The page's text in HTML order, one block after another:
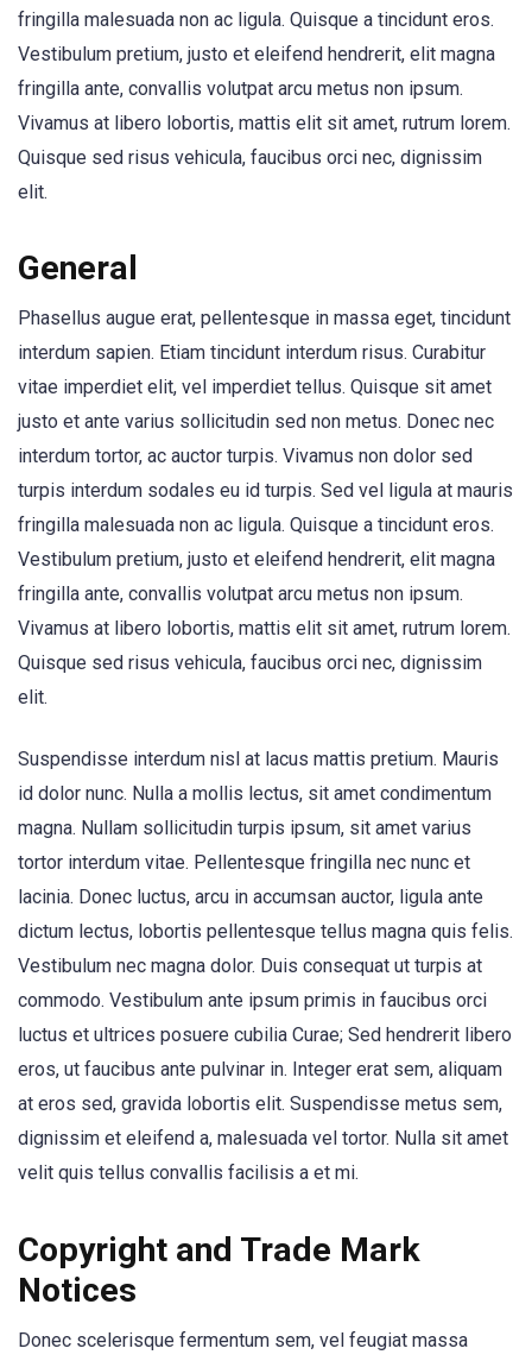
fringilla malesuada non ac ligula. Quisque a tincidunt eros.
Vestibulum pretium, justo et eleifend hendrerit, elit magna
fringilla ante, convallis volutpat arcu metus non ipsum.
Vivamus at libero lobortis, mattis elit sit amet, rutrum lorem.
Quisque sed risus vehicula, faucibus orci nec, dignissim
elit.
General
Phasellus augue erat, pellentesque in massa eget, tincidunt
interdum sapien. Etiam tincidunt interdum risus. Curabitur
vitae imperdiet elit, vel imperdiet tellus. Quisque sit amet
justo et ante varius sollicitudin sed non metus. Donec nec
interdum tortor, ac auctor turpis. Vivamus non dolor sed
turpis interdum sodales eu id turpis. Sed vel ligula at mauris
fringilla malesuada non ac ligula. Quisque a tincidunt eros.
Vestibulum pretium, justo et eleifend hendrerit, elit magna
fringilla ante, convallis volutpat arcu metus non ipsum.
Vivamus at libero lobortis, mattis elit sit amet, rutrum lorem.
Quisque sed risus vehicula, faucibus orci nec, dignissim
elit.
Suspendisse interdum nisl at lacus mattis pretium. Mauris
id dolor nunc. Nulla a mollis lectus, sit amet condimentum
magna. Nullam sollicitudin turpis ipsum, sit amet varius
tortor interdum vitae. Pellentesque fringilla nec nunc et
lacinia. Donec luctus, arcu in accumsan auctor, ligula ante
dictum lectus, lobortis pellentesque tellus magna quis felis.
Vestibulum nec magna dolor. Duis consequat ut turpis at
commodo. Vestibulum ante ipsum primis in faucibus orci
luctus et ultrices posuere cubilia Curae; Sed hendrerit libero
eros, ut faucibus ante pulvinar in. Integer erat sem, aliquam
at eros sed, gravida lobortis elit. Suspendisse metus sem,
dignissim et eleifend a, malesuada vel tortor. Nulla sit amet
velit quis tellus convallis facilisis a et mi.
Copyright and Trade Mark
Notices
Donec scelerisque fermentum sem, vel feugiat massa